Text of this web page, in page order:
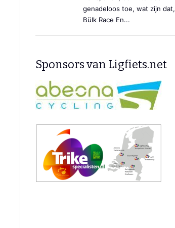
genadeloos toe, wat zijn dat,
Bülk Race En...
Sponsors van Ligfiets.net